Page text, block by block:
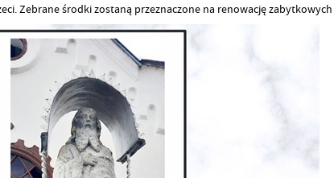
Zebrane środki zostaną przeznaczone na renowację zabytkowych